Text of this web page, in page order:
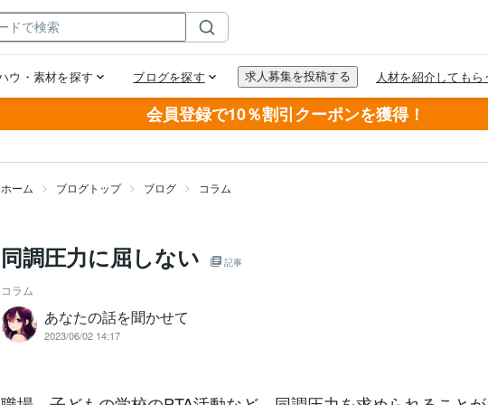
会員登録で10％割引クーポンを獲得！
ホーム ブログトップ ブログ コラム
同調圧力に屈しない 記事
コラム
あなたの話を聞かせて
2023/06/02 14:17